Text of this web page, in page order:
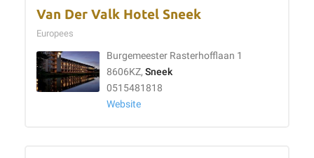
Van Der Valk Hotel Sneek
Europees
Burgemeester Rasterhofflaan 1
8606KZ, Sneek
0515481818
Website